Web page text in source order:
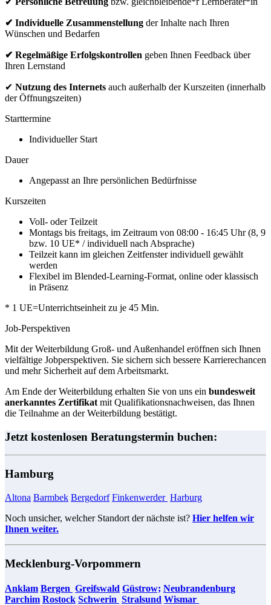
✔ Individuelle Zusammenstellung der Inhalte nach Ihren
Wünschen und Bedarfen
✔ Regelmäßige Erfolgskontrollen geben Ihnen Feedback über
Ihren Lernstand
✔ Nutzung des Internets auch außerhalb der Kurszeiten (innerhalb
der Öffnungszeiten)
Starttermine
Individueller Start
Dauer
Angepasst an Ihre persönlichen Bedürfnisse
Kurszeiten
Voll- oder Teilzeit
Montags bis freitags, im Zeitraum von 08:00 - 16:45 Uhr (8, 9
bzw. 10 UE* / individuell nach Absprache)
Teilzeit kann im gleichen Zeitfenster individuell gewählt
werden
Flexibel im Blended-Learning-Format, online oder klassisch
in Präsenz
* 1 UE=Unterrichtseinheit zu je 45 Min.
Job-Perspektiven
Mit der Weiterbildung Groß- und Außenhandel eröffnen sich Ihnen
vielfältige Jobperspektiven. Sie sichern sich bessere Karrierechancen
und mehr Sicherheit auf dem Arbeitsmarkt.
Am Ende der Weiterbildung erhalten Sie von uns ein bundesweit
anerkanntes Zertifikat mit Qualifikationsnachweisen, das Ihnen
die Teilnahme an der Weiterbildung bestätigt.
Jetzt kostenlosen Beratungstermin buchen:
Hamburg
Altona Barmbek Bergedorf Finkenwerder Harburg
Noch unsicher, welcher Standort der nächste ist? Hier helfen wir
Ihnen weiter.
Mecklenburg-Vorpommern
Anklam Bergen Greifswald Güstrow; Neubrandenburg
Parchim Rostock Schwerin Stralsund Wismar